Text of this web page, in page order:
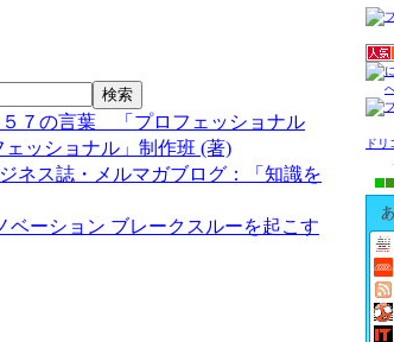
５７の言葉 「プロフェッショナル
ッショナル」制作班 (著)
ネス誌・メルマガブログ：「知識を
ベーション ブレークスルーを起こす
ド